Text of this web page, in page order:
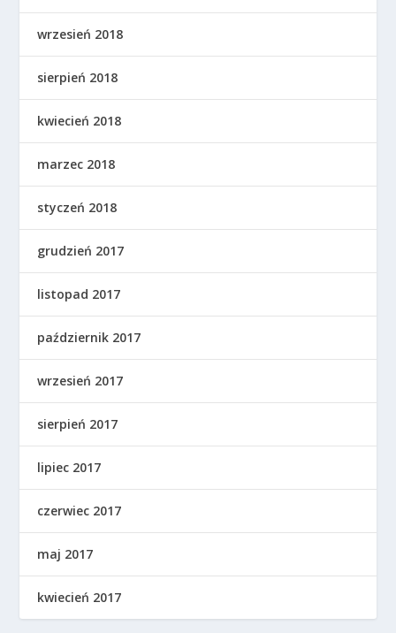
wrzesień 2018
sierpień 2018
kwiecień 2018
marzec 2018
styczeń 2018
grudzień 2017
listopad 2017
październik 2017
wrzesień 2017
sierpień 2017
lipiec 2017
czerwiec 2017
maj 2017
kwiecień 2017